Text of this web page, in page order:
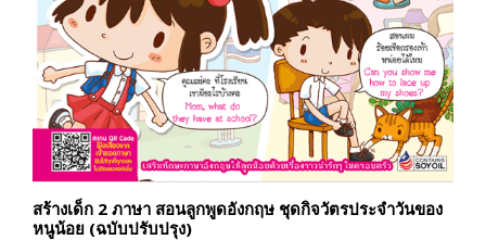
สร้างเด็ก 2 ภาษา สอนลูกพูดอังกฤษ ชุดกิจวัตรประจำวันของ
หนูน้อย (ฉบับปรับปรุง)